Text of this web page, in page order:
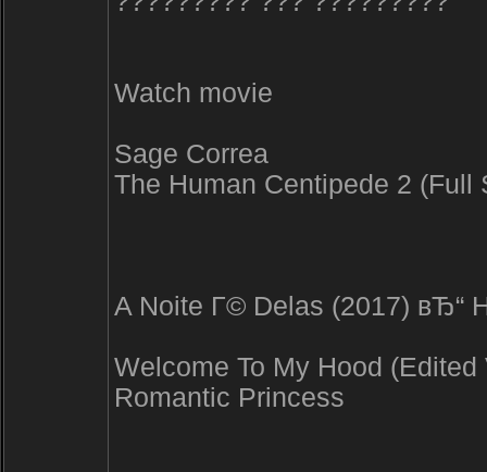
Watch movie
Sage Correa
The Human Centipede 2 (Full
A Noite Г© Delas (2017) вЂ“
Welcome To My Hood (Edited
Romantic Princess